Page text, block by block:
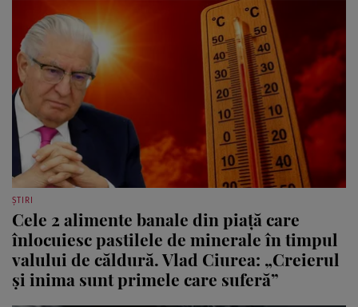
Cele 2 alimente banale din piață care
înlocuiesc pastilele de minerale în timpul
valului de căldură. Vlad Ciurea: „Creierul
și inima sunt primele care suferă”